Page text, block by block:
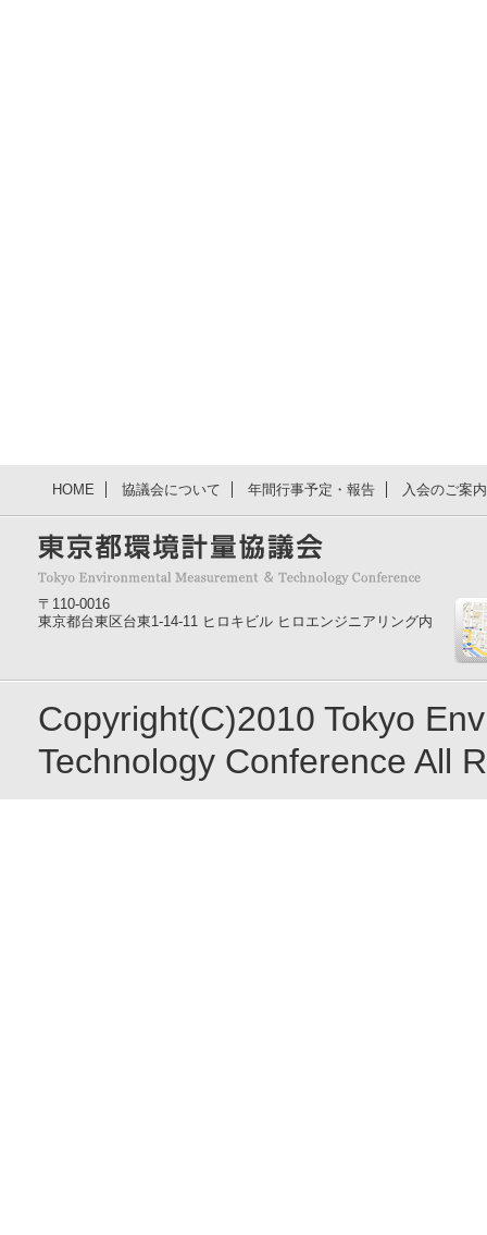
HOME 協議会について 年間行事予定・報告 入会のご案
〒110-0016
東京都台東区台東1-14-11 ヒロキビル ヒロエンジニアリング内
Copyright(C)2010 Tokyo
Technology Conference All